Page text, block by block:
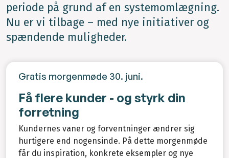
periode på grund af en systemomlægning.
Nu er vi tilbage – med nye initiativer og
spændende muligheder.
Gratis morgenmøde 30. juni.
Få flere kunder - og styrk din
forretning
Kundernes vaner og forventninger ændrer sig
hurtigere end nogensinde. På dette morgenmøde
får du inspiration, konkrete eksempler og nye